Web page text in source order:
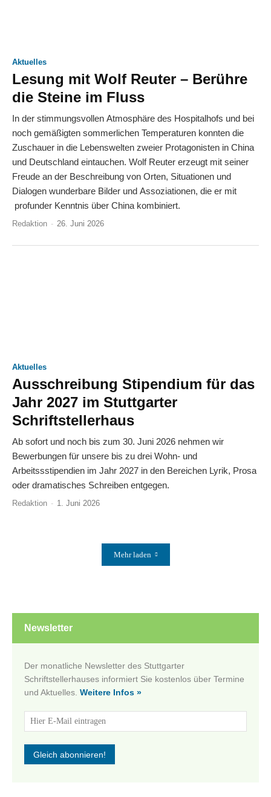
Aktuelles
Lesung mit Wolf Reuter – Berühre
die Steine im Fluss
In der stimmungsvollen Atmosphäre des Hospitalhofs und bei
noch gemäßigten sommerlichen Temperaturen konnten die
Zuschauer in die Lebenswelten zweier Protagonisten in China
und Deutschland eintauchen. Wolf Reuter erzeugt mit seiner
Freude an der Beschreibung von Orten, Situationen und
Dialogen wunderbare Bilder und Assoziationen, die er mit
profunder Kenntnis über China kombiniert.
Redaktion - 26. Juni 2026
Aktuelles
Ausschreibung Stipendium für das
Jahr 2027 im Stuttgarter
Schriftstellerhaus
Ab sofort und noch bis zum 30. Juni 2026 nehmen wir
Bewerbungen für unsere bis zu drei Wohn- und
Arbeitssstipendien im Jahr 2027 in den Bereichen Lyrik, Prosa
oder dramatisches Schreiben entgegen.
Redaktion - 1. Juni 2026
Mehr laden
Newsletter
Der monatliche Newsletter des Stuttgarter
Schriftstellerhauses informiert Sie kostenlos über Termine
und Aktuelles. Weitere Infos »